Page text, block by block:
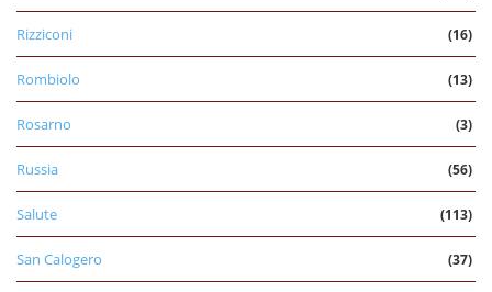
Rizziconi (16)
Rombiolo (13)
Rosarno (3)
Russia (56)
Salute (113)
San Calogero (37)